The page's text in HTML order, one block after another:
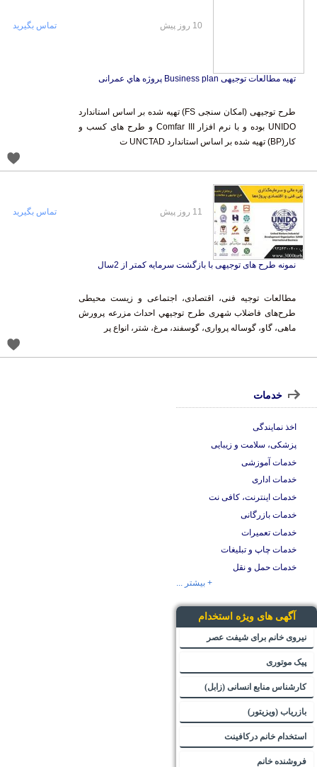
تهيه مطالعات توجيهی Business plan پروژه هاي عمرانی
طرح توجیهی (امکان سنجی FS) تهیه شده بر اساس استاندارد
UNIDO بوده و با نرم افزار Comfar III و طرح های کسب و
کار(BP) تهیه شده بر اساس استاندارد UNCTAD ت
10 روز پیش تماس بگیرید
نمونه طرح های توجیهی با بازگشت سرمایه کمتر از 2سال
مطالعات توجیه فنی، اقتصادی، اجتماعی و زیست محیطی
طرح‌های فاضلاب شهری طرح توجيهي احداث مزرعه پرورش
ماهی، گاو، گوساله پرواری، گوسفند، مرغ، شتر، انواع پر
11 روز پیش تماس بگیرید
خدمات
اخذ نمایندگی
پزشکی، سلامت و زیبایی
خدمات آموزشی
خدمات اداری
خدمات اینترنت، کافی نت
خدمات بازرگانی
خدمات تعمیرات
خدمات چاپ و تبلیغات
خدمات حمل و نقل
+ بیشتر ...
آگهی های ویژه استخدام
نیروی خانم برای شیفت عصر
پیک موتوری
کارشناس منابع انسانی (زابل)
بازریاب (ویزیتور)
استخدام خانم درکافینت
فروشنده خانم